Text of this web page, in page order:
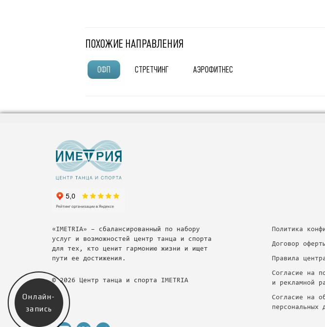
ПОХОЖИЕ НАПРАВЛЕНИЯ
ОФП СТРЕТЧИНГ АЭРОФИТНЕС
«IMETRIA» – сбалансированный по набору
услуг и возможностей центр танца и спорта
для тех, кто ценит гармонию жизни и ищет
пути ее достижения.
© 2026 Центр танца и спорта IMETRIA
Политика
Договор
Правила
Согласие на
и рекламной
Согласие на
персональных
Онлайн-
запись